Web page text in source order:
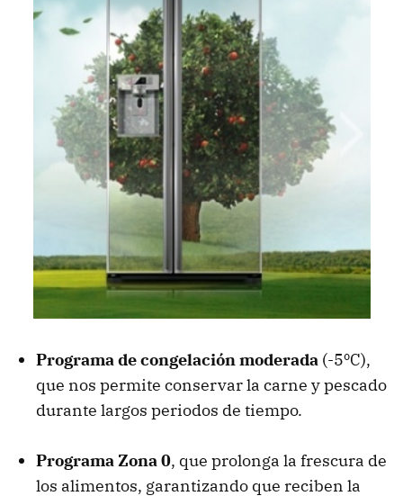
Programa de congelación moderada (-5ºC),
que nos permite conservar la carne y pescado
durante largos periodos de tiempo.
Programa Zona 0, que prolonga la frescura de
los alimentos, garantizando que reciben la